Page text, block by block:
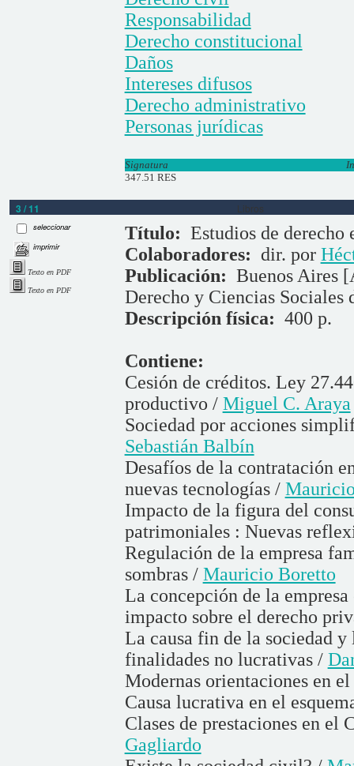
Responsabilidad
Derecho constitucional
Daños
Intereses difusos
Derecho administrativo
Personas jurídicas
Signatura
347.51 RES
3 / 11 Libros
seleccionar
imprimir
Texto en PDF
Texto en PDF
Título: Estudios de derecho
Colaboradores: dir. por
Publicación: Buenos Aires
Derecho y Ciencias Sociales
Descripción física: 400 p.
Contiene:
Cesión de créditos. Ley
productivo / Miguel C. Araya
Sociedad por acciones
Sebastián Balbín
Desafíos de la contratación
nuevas tecnologías /
Impacto de la figura del
patrimoniales : Nuevas
Regulación de la empresa
sombras / Mauricio Boretto
La concepción de la
impacto sobre el derecho
La causa fin de la sociedad
finalidades no lucrativas /
Modernas orientaciones en
Causa lucrativa en el
Clases de prestaciones en
Gagliardo